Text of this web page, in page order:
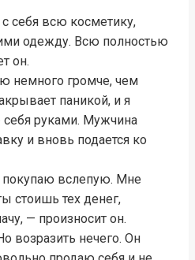
себя всю косметику,
одежду. Всю полностью
он.
немного громче, чем
паникой, и я
руками. Мужчина
и вновь подается ко
покупаю вслепую. Мне
стоишь тех денег,
— произносит он.
возразить нечего. Он